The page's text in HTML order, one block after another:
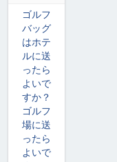
ゴルフ
バッグ
はホテ
ルに送
ったら
よいで
すか？
ゴルフ
場に送
ったら
よいで